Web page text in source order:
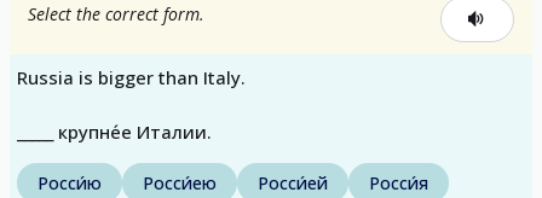
Select the correct form.
Russia is bigger than Italy.
_____ крупне́е Италии.
Росси́ю Росси́ею Росси́ей
Росси́я